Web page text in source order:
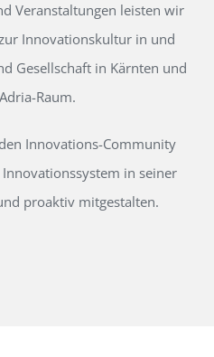
Veranstaltungen leisten wir
Innovationskultur in und
Gesellschaft in Kärnten und
Raum.
Innovations-Community
in seiner
proaktiv mitgestalten.